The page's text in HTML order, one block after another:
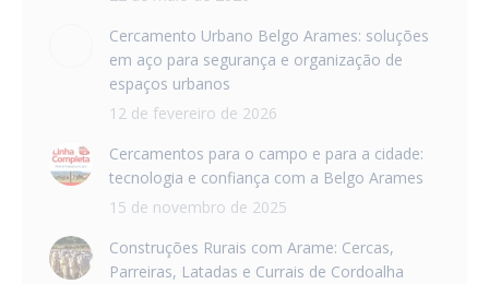
Cercamento Urbano Belgo Arames: soluções
em aço para segurança e organização de
espaços urbanos
12 de fevereiro de 2026
Cercamentos para o campo e para a cidade:
tecnologia e confiança com a Belgo Arames
15 de novembro de 2025
Construções Rurais com Arame: Cercas,
Parreiras, Latadas e Currais de Cordoalha